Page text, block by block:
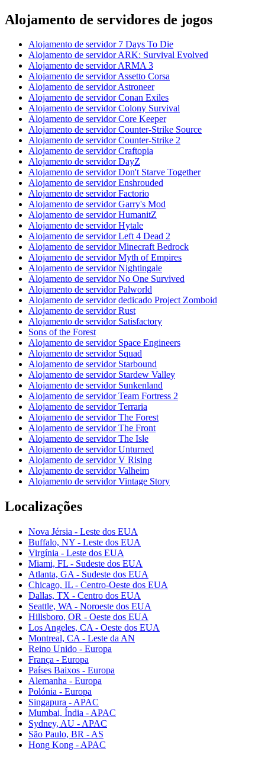
Alojamento de servidores de jogos
Alojamento de servidor 7 Days To Die
Alojamento de servidor ARK: Survival Evolved
Alojamento de servidor ARMA 3
Alojamento de servidor Assetto Corsa
Alojamento de servidor Astroneer
Alojamento de servidor Conan Exiles
Alojamento de servidor Colony Survival
Alojamento de servidor Core Keeper
Alojamento de servidor Counter-Strike Source
Alojamento de servidor Counter-Strike 2
Alojamento de servidor Craftopia
Alojamento de servidor DayZ
Alojamento de servidor Don't Starve Together
Alojamento de servidor Enshrouded
Alojamento de servidor Factorio
Alojamento de servidor Garry's Mod
Alojamento de servidor HumanitZ
Alojamento de servidor Hytale
Alojamento de servidor Left 4 Dead 2
Alojamento de servidor Minecraft Bedrock
Alojamento de servidor Myth of Empires
Alojamento de servidor Nightingale
Alojamento de servidor No One Survived
Alojamento de servidor Palworld
Alojamento de servidor dedicado Project Zomboid
Alojamento de servidor Rust
Alojamento de servidor Satisfactory
Sons of the Forest
Alojamento de servidor Space Engineers
Alojamento de servidor Squad
Alojamento de servidor Starbound
Alojamento de servidor Stardew Valley
Alojamento de servidor Sunkenland
Alojamento de servidor Team Fortress 2
Alojamento de servidor Terraria
Alojamento de servidor The Forest
Alojamento de servidor The Front
Alojamento de servidor The Isle
Alojamento de servidor Unturned
Alojamento de servidor V Rising
Alojamento de servidor Valheim
Alojamento de servidor Vintage Story
Localizações
Nova Jérsia - Leste dos EUA
Buffalo, NY - Leste dos EUA
Virgínia - Leste dos EUA
Miami, FL - Sudeste dos EUA
Atlanta, GA - Sudeste dos EUA
Chicago, IL - Centro-Oeste dos EUA
Dallas, TX - Centro dos EUA
Seattle, WA - Noroeste dos EUA
Hillsboro, OR - Oeste dos EUA
Los Angeles, CA - Oeste dos EUA
Montreal, CA - Leste da AN
Reino Unido - Europa
França - Europa
Países Baixos - Europa
Alemanha - Europa
Polónia - Europa
Singapura - APAC
Mumbai, Índia - APAC
Sydney, AU - APAC
São Paulo, BR - AS
Hong Kong - APAC